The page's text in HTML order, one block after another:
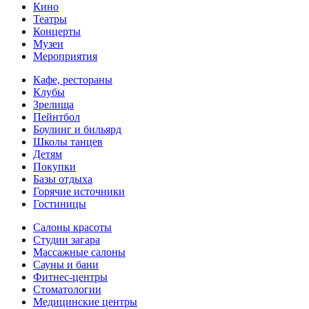
Кино
Театры
Концерты
Музеи
Мероприятия
Кафе, рестораны
Клубы
Зрелища
Пейнтбол
Боулинг и бильярд
Школы танцев
Детям
Покупки
Базы отдыха
Горячие источники
Гостиницы
Салоны красоты
Студии загара
Массажные салоны
Сауны и бани
Фитнес-центры
Стоматологии
Медицинские центры